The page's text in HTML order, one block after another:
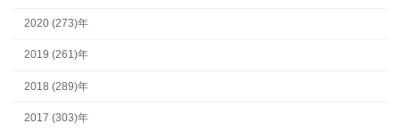
2020 (273)年
2019 (261)年
2018 (289)年
2017 (303)年